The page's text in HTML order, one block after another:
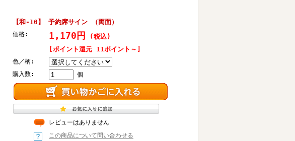
【和-10】 予約席サイン （両面）
価格: 1,170円
(税込)
[ポイント還元 11ポイント～]
色／柄:
購入数:
個
レビューはありません
この商品について問い合わせる